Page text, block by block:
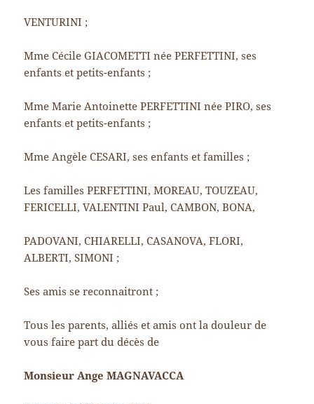
VENTURINI ;
Mme Cécile GIACOMETTI née PERFETTINI, ses
enfants et petits-enfants ;
Mme Marie Antoinette PERFETTINI née PIRO, ses
enfants et petits-enfants ;
Mme Angèle CESARI, ses enfants et familles ;
Les familles PERFETTINI, MOREAU, TOUZEAU,
FERICELLI, VALENTINI Paul, CAMBON, BONA,
PADOVANI, CHIARELLI, CASANOVA, FLORI,
ALBERTI, SIMONI ;
Ses amis se reconnaitront ;
Tous les parents, alliés et amis ont la douleur de
vous faire part du décès de
Monsieur Ange MAGNAVACCA